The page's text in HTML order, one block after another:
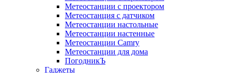
Метеостанции с проектором
Метеостанция с датчиком
Метеостанции настольные
Метеостанции настенные
Метеостанции Camry
Метеостанции для дома
ПогодникЪ
Гаджеты